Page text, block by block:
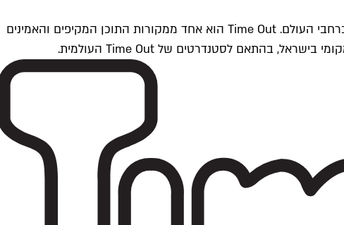
Time Outתל אביב הוא חלק מרשת Time Out Global — רשת מדיה בינלאומית הפועלת ב-360 ערים מרכזיות וב-60 מדינות ברחבי העולם. Time Out הוא אחד ממקורות התוכן המקיפים והאמינים